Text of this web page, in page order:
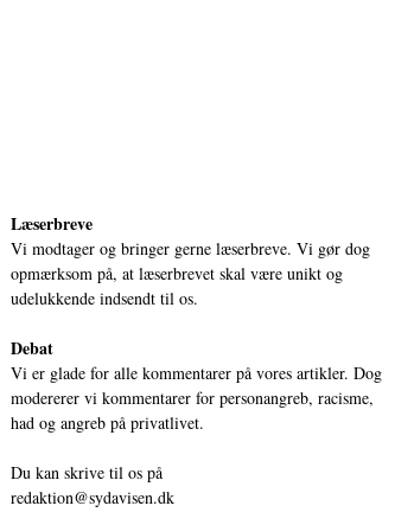
Læserbreve
Vi modtager og bringer gerne læserbreve. Vi gør dog
opmærksom på, at læserbrevet skal være unikt og
udelukkende indsendt til os.
Debat
Vi er glade for alle kommentarer på vores artikler. Dog
modererer vi kommentarer for personangreb, racisme,
had og angreb på privatlivet.
Du kan skrive til os på
redaktion@sydavisen.dk